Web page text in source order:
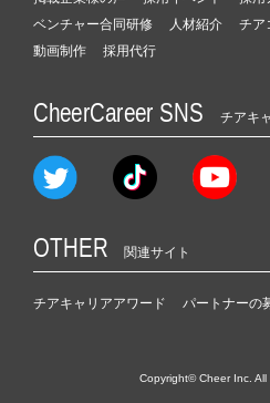
ベンチャー合同研修
人材紹介 チア
動画制作
採用代行
CheerCareer SNS チアキ
OTHER 関連サイト
チアキャリアアワード パートナーの
Copyright© Cheer Inc. All